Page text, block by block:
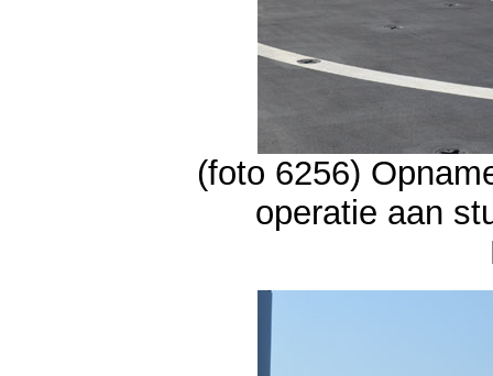
(foto 6256)
operatie aan